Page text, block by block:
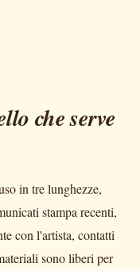
che serve
in tre lunghezze,
stampa recenti,
con l'artista, contatti
sono liberi per